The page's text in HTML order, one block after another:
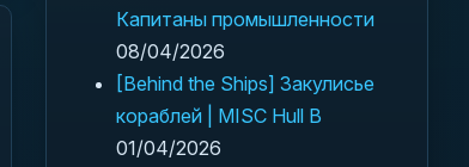
Капитаны промышленности
08/04/2026
[Behind the Ships] Закулисье
кораблей | MISC Hull B
01/04/2026